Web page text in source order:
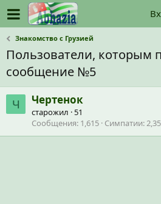
Знакомство с Грузией
Пользователи, которым
сообщение №5
Ч Чертенок
старожил · 51
Сообщения 1,615 Симпатии